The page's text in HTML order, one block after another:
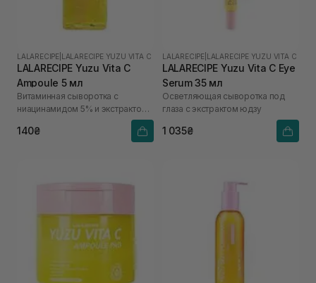
LALARECIPE LALARECIPE YUZU VITA C
LALARECIPE Yuzu Vita C
Ampoule 5 мл
Витаминная сыворотка с
ниацинамидом 5% и экстрактом
140₴
LALARECIPE LALARECIPE YUZU VITA C
LALARECIPE Yuzu Vita C Eye
Serum 35 мл
Осветляющая сыворотка под
глаза с экстрактом юдзу
1 035₴